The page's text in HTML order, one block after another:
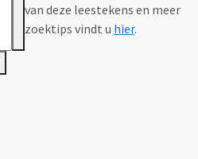
van deze leestekens en meer
zoektips vindt u hier.